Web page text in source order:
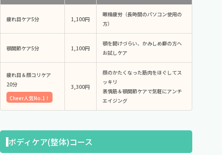
疲れ目ケア5分 1,100円
眼精疲労（長時間のパソコン使用の
方）
顎関節ケア5分 1,100円
顎を開けづらい、かみしめ癖の方へ
お試しケア
疲れ目＆顔コリケア
20分
Cheer人気No.1！
3,300円
顔のかたくなった筋肉をほぐしてス
ッキリ
​​​​​​​表情筋＆顎関節ケアで気軽にアンチ
エイジング
ボディケア(整体)コース